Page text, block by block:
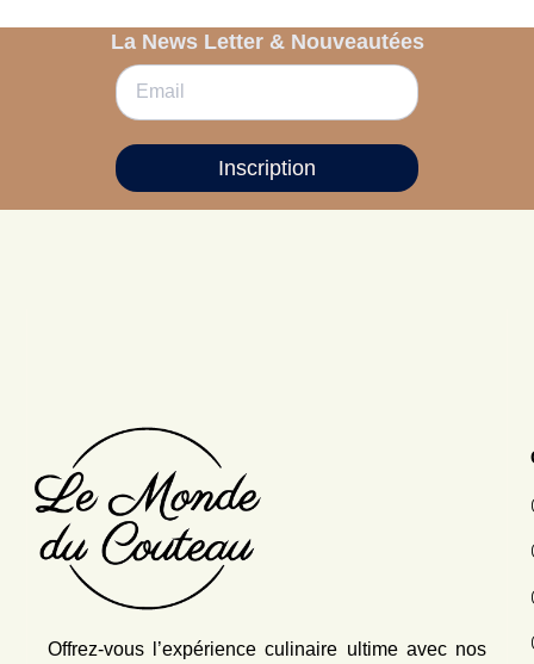
La News Letter & Nouveautées
Inscription
Offrez-vous l’expérience culinaire ultime avec nos